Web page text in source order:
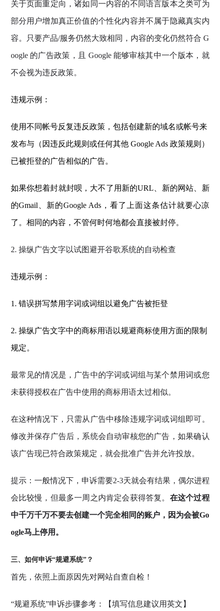
关于页面重定向，诸如同一内容的不同语言版本之类可为
部分用户增加真正价值的个性化内容并不属于隐藏真实内
容。只要产品/服务仍然大致相同，内容的变化仍然符合 G
oogle 的广告政策，且 Google 能够审核其中一个版本，就
不会视为违反政策。
违规示例：
使用不同帐号反复违反政策，包括创建新的域名或帐号来
发布与（因违反此规则或任何其他 Google Ads 政策规则）
已被拒登的广告相似的广告。
如果你想着封就封呗，大不了用新的URL、新的网站、新
的Gmail、新的Google Ads，看了上面这条估计就要心凉
了。相同的内容，不管何时何地都会直接被封停。
2. 操纵广告文字以试图避开谷歌系统的自动检查
违规示例：
1. 错误拼写禁用字词或词组以避免广告被拒登
2. 操纵广告文字中的商标用语以规避商标使用方面的限制
规定。
最常见的情况是，广告中的字词或词组与某个禁用词或您
未获得授权在广告中使用的商标用语太过相似。
在这种情况下，只需从广告中移除违规字词或词组即可。
修改并保存广告后，系统会自动审核您的广告，如果确认
该广告现已符合政策规定，就会批准广告并允许投放。
提示：一般情况下，申诉需要2-3天就会有结果，偶尔进程
会比较慢，但最多一周之内肯定会获得答复。 在这个过程
中千万千万不要去创建一个完全相同的账户，因为会被Go
ogle马上停用。
三、如何申诉“规避系统”？
首先，依照上面原因先对网站自查自检！
“规避系统”申诉步骤参考：【填写信息建议用英文】